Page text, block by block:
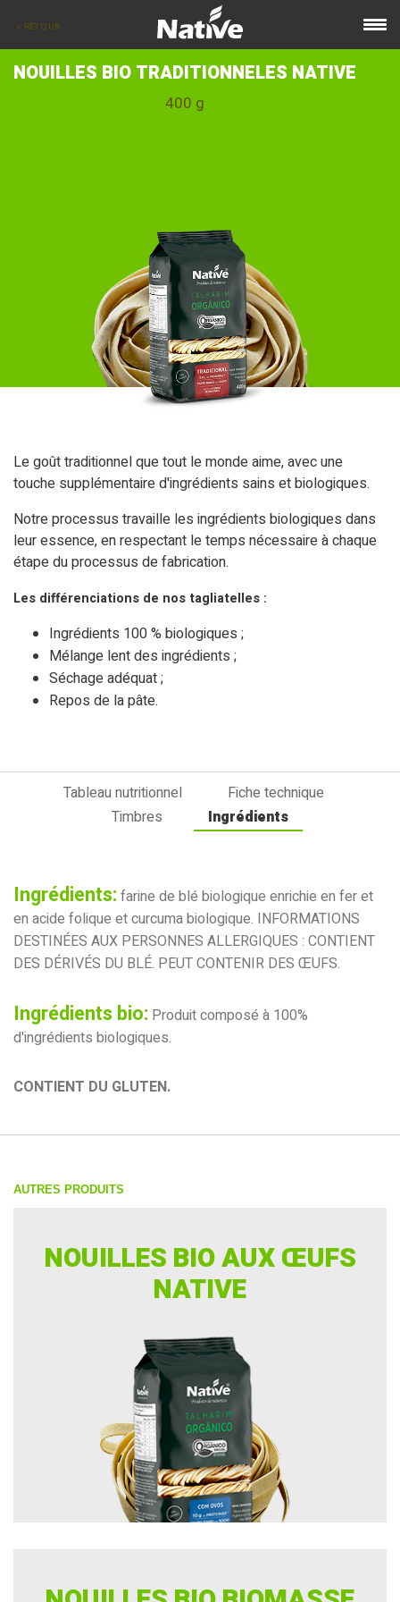
NOUILLES BIO TRADITIONNELES NATIVE
400 g
Le goût traditionnel que tout le monde aime, avec une
touche supplémentaire d'ingrédients sains et biologiques.
Notre processus travaille les ingrédients biologiques dans
leur essence, en respectant le temps nécessaire à chaque
étape du processus de fabrication.
Les différenciations de nos tagliatelles :
Ingrédients 100 % biologiques ;
Mélange lent des ingrédients ;
Séchage adéquat ;
Repos de la pâte.
< RETOUR
Tableau nutritionnel
Fiche technique
Timbres
Ingrédients
Ingrédients: farine de blé biologique enrichie en fer et
en acide folique et curcuma biologique. INFORMATIONS
DESTINÉES AUX PERSONNES ALLERGIQUES : CONTIENT
DES DÉRIVÉS DU BLÉ. PEUT CONTENIR DES ŒUFS.
Ingrédients bio: Produit composé à 100%
d'ingrédients biologiques.
CONTIENT DU GLUTEN.
AUTRES PRODUITS
NOUILLES BIO AUX ŒUFS
NATIVE